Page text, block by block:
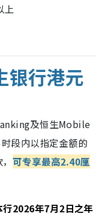
上
银行港元
及恒生Mobile
段内以指定金额的
可专享最高2.40厘
行2026年7月2日之年